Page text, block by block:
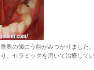
奥の歯にう蝕がみつかりました。
、セラミックを用いて治療して